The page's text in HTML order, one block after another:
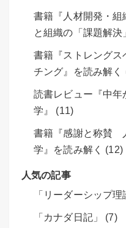
書籍『人材開発・組
と組織の「課題解
書籍『ストレングス
チング』を読み解く
読書レビュー『中年
学』 (11)
書籍『感謝と称賛
学』を読み解く (12)
人気の記事
「リーダーシップ
「カナダ日記」 (7)